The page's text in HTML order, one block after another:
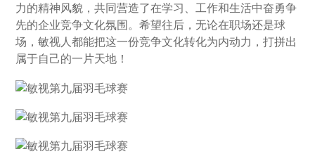
力的精神风貌，共同营造了在学习、工作和生活中奋勇争
先的企业竞争文化氛围。希望往后，无论在职场还是球
场，敏视人都能把这一份竞争文化转化为内动力，打拼出
属于自己的一片天地！